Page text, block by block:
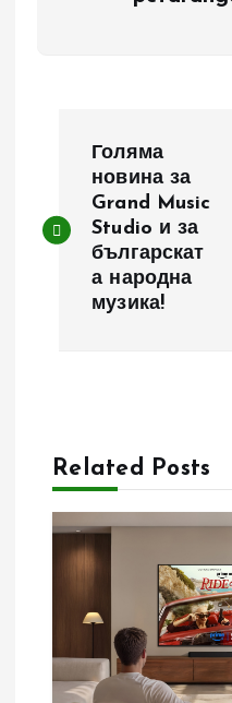
в
ц
и
я
Голяма
новина за
Grand Music
Studio и за
българскат
а народна
музика!
Related Posts